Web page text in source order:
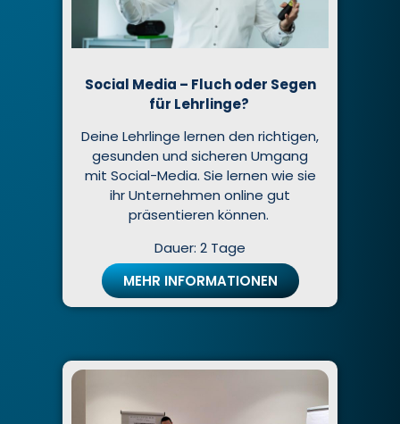
Social Media – Fluch oder Segen
für Lehrlinge?
Deine Lehrlinge lernen den richtigen,
gesunden und sicheren Umgang
mit Social-Media. Sie lernen wie sie
ihr Unternehmen online gut
präsentieren können.
Dauer: 2 Tage
MEHR INFORMATIONEN